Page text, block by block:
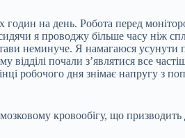
на день. Робота перед
я проводжу більше часу ніж
неминуче. Я намагаюся
відділі почали з’являтися все
робочого дня знімає напругу з
кровообігу, що